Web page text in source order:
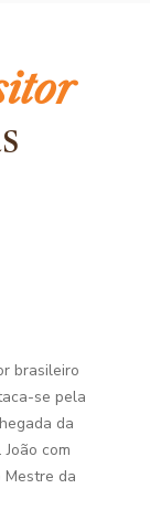
brasileiro
se pela
da
com
da